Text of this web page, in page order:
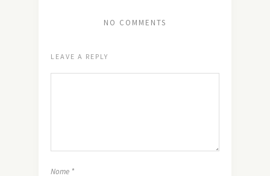
NO COMMENTS
LEAVE A REPLY
Nome *